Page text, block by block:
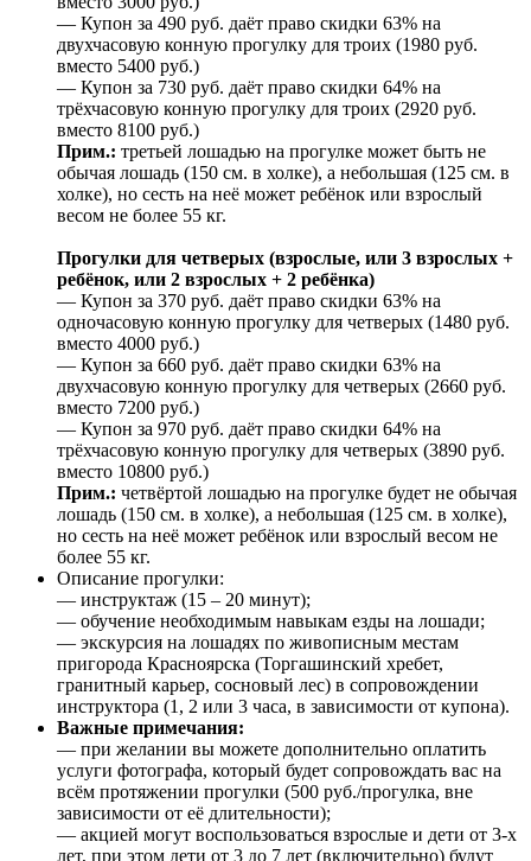
— Купон за 490 руб. даёт право скидки 63% на
двухчасовую конную прогулку для троих (1980 руб.
вместо 5400 руб.)
— Купон за 730 руб. даёт право скидки 64% на
трёхчасовую конную прогулку для троих (2920 руб.
вместо 8100 руб.)
Прим.: третьей лошадью на прогулке может быть не
обычая лошадь (150 см. в холке), а небольшая (125 см. в
холке), но сесть на неё может ребёнок или взрослый
весом не более 55 кг.
Прогулки для четверых (взрослые, или 3 взрослых +
ребёнок, или 2 взрослых + 2 ребёнка)
— Купон за 370 руб. даёт право скидки 63% на
одночасовую конную прогулку для четверых (1480 руб.
вместо 4000 руб.)
— Купон за 660 руб. даёт право скидки 63% на
двухчасовую конную прогулку для четверых (2660 руб.
вместо 7200 руб.)
— Купон за 970 руб. даёт право скидки 64% на
трёхчасовую конную прогулку для четверых (3890 руб.
вместо 10800 руб.)
Прим.: четвёртой лошадью на прогулке будет не обычая
лошадь (150 см. в холке), а небольшая (125 см. в холке),
но сесть на неё может ребёнок или взрослый весом не
более 55 кг.
Описание прогулки:
— инструктаж (15 – 20 минут);
— обучение необходимым навыкам езды на лошади;
— экскурсия на лошадях по живописным местам
пригорода Красноярска (Торгашинский хребет,
гранитный карьер, сосновый лес) в сопровождении
инструктора (1, 2 или 3 часа, в зависимости от купона).
Важные примечания:
— при желании вы можете дополнительно оплатить
услуги фотографа, который будет сопровождать вас на
всём протяжении прогулки (500 руб./прогулка, вне
зависимости от её длительности);
— акцией могут воспользоваться взрослые и дети от 3-х
лет, при этом дети от 3 до 7 лет (включительно) будут